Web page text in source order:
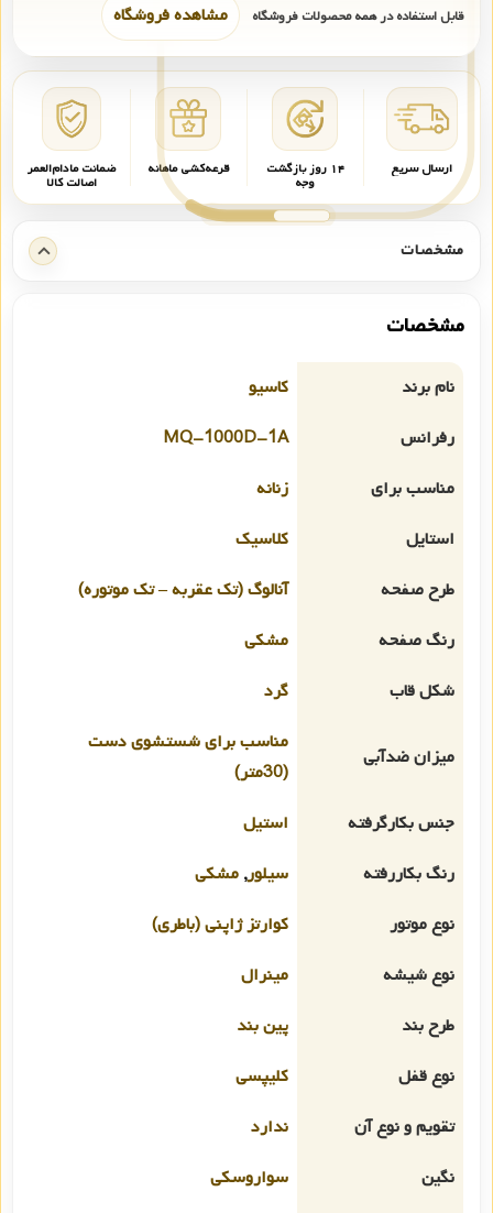
قابل استفاده در همه محصولات فروشگاه مشاهده فروشگاه
ارسال سریع ۱۴ روز بازگشت
وجه
قرعه‌کشی ماهانه ضمانت مادام‌العمر
اصالت کالا
مشخصات
مشخصات
نام برند
کاسیو
رفرانس
MQ-1000D-1A
مناسب برای
زنانه
استایل
کلاسیک
طرح صفحه
آنالوگ (تک عقربه – تک موتوره)
رنگ صفحه
مشکی
شکل قاب
گرد
میزان ضدآبی
مناسب برای شستشوی دست
(30متر)
جنس بکارگرفته
استیل
رنگ بکاررفته
سیلور, مشکی
نوع موتور
کوارتز ژاپنی (باطری)
نوع شیشه
مینرال
طرح بند
پین بند
نوع قفل
کلیپسی
تقویم و نوع آن
ندارد
نگین
سواروسکی